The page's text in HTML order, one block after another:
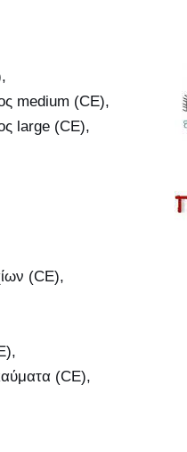
medium (CE),
large (CE),
(CE),
(CE),